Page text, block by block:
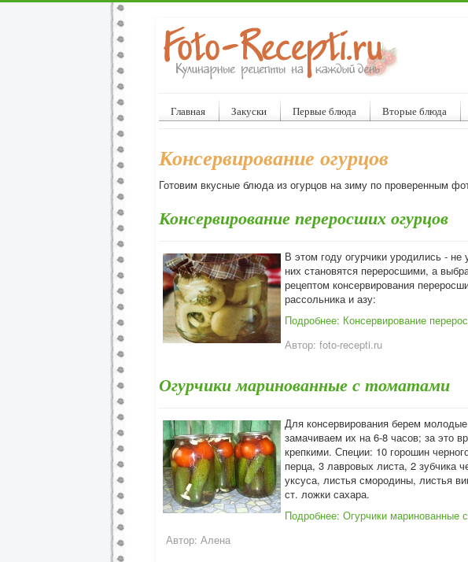
Главная Закуски Первые блюда Вторые блюда
Консервирование огурцов
Готовим вкусные блюда из огурцов на зиму по проверенным
Консервирование переросших огурцов
В этом году огурчики уродились -
них становятся переросшими, а
рецептом консервирования
рассольника и азу:
Подробнее: Консервирование
Автор: foto-recepti.ru
Огурчики маринованные с томатами
Для консервирования берем
замачиваем их на 6-8 часов; за это
крепкими. Специи: 10 горошин
перца, 3 лавровых листа, 2 зубчика
уксуса, листья смородины, листья
ст. ложки сахара.
Подробнее: Огурчики маринованные
Автор: Алена